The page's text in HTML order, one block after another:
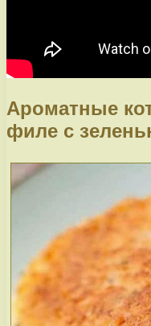
Ароматные
филе с